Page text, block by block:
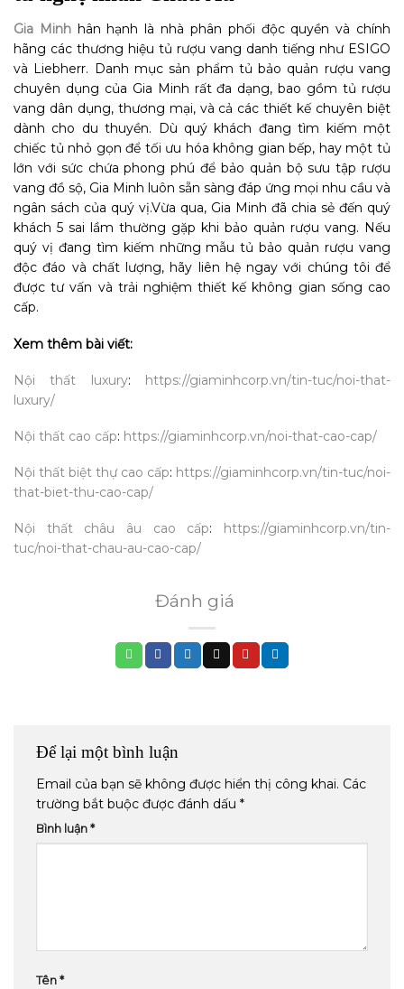
Gia Minhhân hạnh là nhà phân phối độc quyền và chính
hãng các thương hiệu tủ rượu vang danh tiếng như ESIGO
và Liebherr.
Danh mục sản phẩm tủ bảo quản rượu vang
chuyên dụng của Gia Minh rất đa dạng, bao gồm tủ rượu
vang dân dụng, thương mại, và cả các thiết kế chuyên biệt
dành cho du thuyền. Dù quý khách đang tìm kiếm một
chiếc tủ nhỏ gọn để tối ưu hóa không gian bếp, hay một tủ
lớn với sức chứa phong phú để bảo quản bộ sưu tập rượu
vang đồ sộ, Gia Minh luôn sẵn sàng đáp ứng mọi nhu cầu và
ngân sách của quý vị.Vừa qua, Gia Minh đã chia sẻ đến quý
khách 5 sai lầm thường gặp khi bảo quản rượu vang. Nếu
quý vị đang tìm kiếm những mẫu tủ bảo quản rượu vang
độc đáo và chất lượng, hãy liên hệ ngay với chúng tôi để
được tư vấn và trải nghiệm thiết kế không gian sống cao
cấp.
Xem thêm bài viết:
Nội thất luxury: https://giaminhcorp.vn/tin-tuc/noi-that-
luxury/
Nội thất cao cấp: https://giaminhcorp.vn/noi-that-cao-cap/
Nội thất biệt thự cao cấp: https://giaminhcorp.vn/tin-tuc/noi-
that-biet-thu-cao-cap/
Nội thất châu âu cao cấp: https://giaminhcorp.vn/tin-
tuc/noi-that-chau-au-cao-cap/
Đánh giá
Để lại một bình luận
Email của bạn sẽ không được hiển thị công khai. Các
trường bắt buộc được đánh dấu *
Bình luận *
Tên *